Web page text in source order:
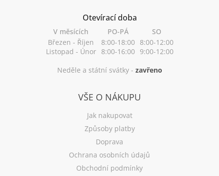
Otevírací doba
V měsících PO-PÁ
SO
Březen - Říjen
8:00-18:00 8:00-12:00
Listopad - Únor 8:00-16:00 9:00-12:00
Neděle a státní svátky - zavřeno
VŠE O NÁKUPU
Jak nakupovat
Způsoby platby
Doprava
Ochrana osobních údajů
Obchodní podmínky